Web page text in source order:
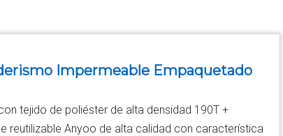
Impermeable Empaquetado
tejido de poliéster de alta densidad 190T +
reutilizable Anyoo de alta calidad con característica